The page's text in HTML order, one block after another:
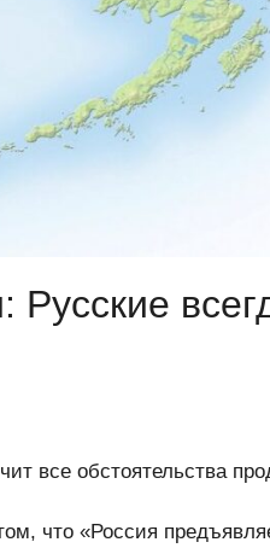
Русские
все обстоятельства
что «Россия